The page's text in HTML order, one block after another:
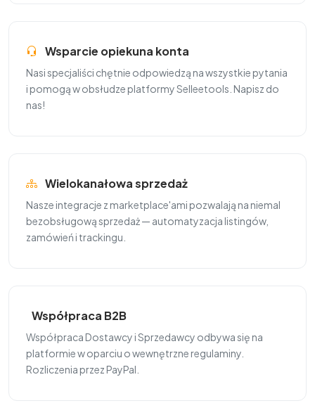
Wsparcie opiekuna konta
Nasi specjaliści chętnie odpowiedzą na wszystkie pytania
i pomogą w obsłudze platformy Selleetools. Napisz do
nas!
Wielokanałowa sprzedaż
Nasze integracje z marketplace'ami pozwalają na niemal
bezobsługową sprzedaż — automatyzacja listingów,
zamówień i trackingu.
Współpraca B2B
Współpraca Dostawcy i Sprzedawcy odbywa się na
platformie w oparciu o wewnętrzne regulaminy.
Rozliczenia przez PayPal.